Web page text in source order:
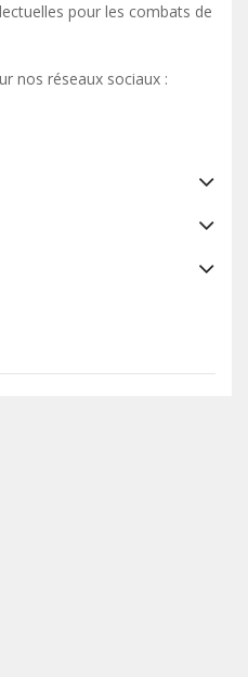
pour les combats de
nos réseaux sociaux :